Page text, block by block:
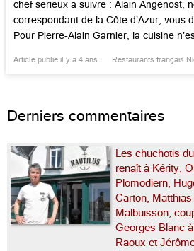
chef sérieux à suivre : Alain Angenost,
correspondant de la Côte d’Azur, vous
Pour Pierre-Alain Garnier, la cuisine
passion qui le tient depuis sa plus tendre
Article publié il y a 4 ans Restaurants français
Derniers commentaires
Les chuchotis
renaît à Kérity,
Plomodiern,
Carton,
Malbuisson,
Georges Blanc
Raoux et